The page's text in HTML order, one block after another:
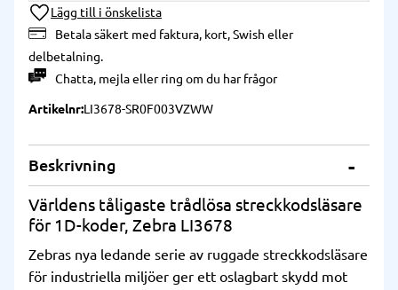
Lägg till i önskelista
Betala säkert med faktura, kort, Swish eller
delbetalning.
Chatta, mejlaellerring om du har frågor
Artikelnr LI3678-SR0F003VZWW
Beskrivning
Världens tåligaste trådlösa streckkodsläsare
för 1D-koder, Zebra LI3678
Zebras nya ledande serie av ruggade streckkodsläsare
för industriella miljöer ger ett oslagbart skydd mot